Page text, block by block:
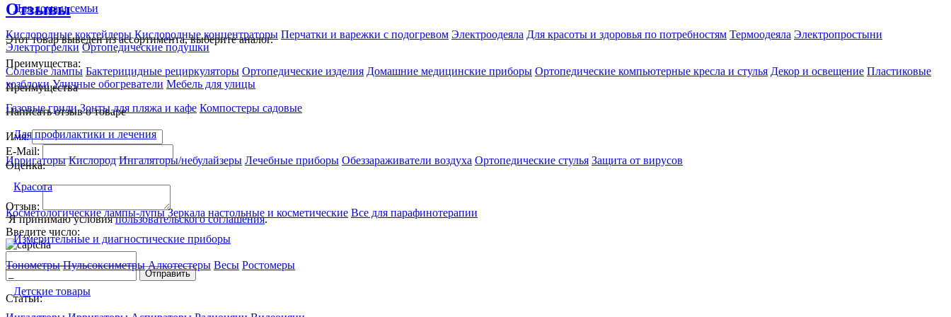
Для дома и семьи
Кислородные коктейлеры Кислородные концентраторы Перчатки и варежки с подогревом Электроодеяла Для красоты и здоровья по потребностям Термоодеяла Электропростыни
Электрогрелки Ортопедические подушки
Солевые лампы Бактерицидные рециркуляторы Ортопедические изделия Домашние медицинские приборы Ортопедические компьютерные кресла и стулья Декор и освещение Пластиковые
хозблоки Уличные обогреватели Мебель для улицы
Газовые грили Зонты для пляжа и кафе Компостеры садовые
Для профилактики и лечения
Ирригаторы Кислород Ингаляторы/небулайзеры Лечебные приборы Обеззараживатели воздуха Ортопедические стулья Защита от вирусов
Красота
Косметологические лампы-лупы Зеркала настольные и косметические Все для парафинотерапии
Измерительные и диагностические приборы
Тонометры Пульсоксиметры Алкотестеры Весы Ростомеры
Детские товары
Отзывы
Этот товар выведен из ассортимента,выберите аналог.
Преимущества:
Преимущества
Написать отзыв о товаре
Имя:
E-Mail:
Оценка:
Отзыв:
Я принимаю условияпользовательского соглашения.
Введите число:
Отправить
Статьи: